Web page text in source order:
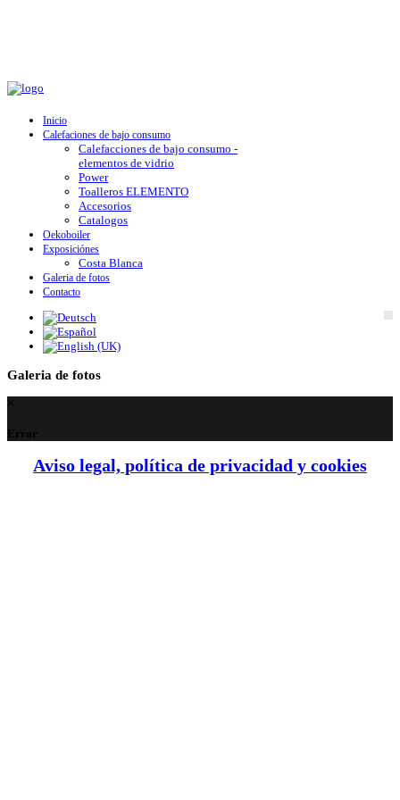
Inicio
Calefaciones de bajo consumo
Calefacciones de bajo consumo -
elementos de vidrio
Power
Toalleros ELEMENTO
Accesorios
Catalogos
Oekoboiler
Exposiciónes
Costa Blanca
Galeria de fotos
Contacto
Galeria de fotos
Error
Aviso legal, política de privacidad y cookies